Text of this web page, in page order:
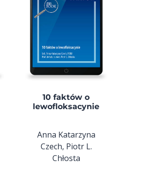
10 faktów o
lewofloksacynie
Anna Katarzyna
Czech, Piotr L.
Chłosta